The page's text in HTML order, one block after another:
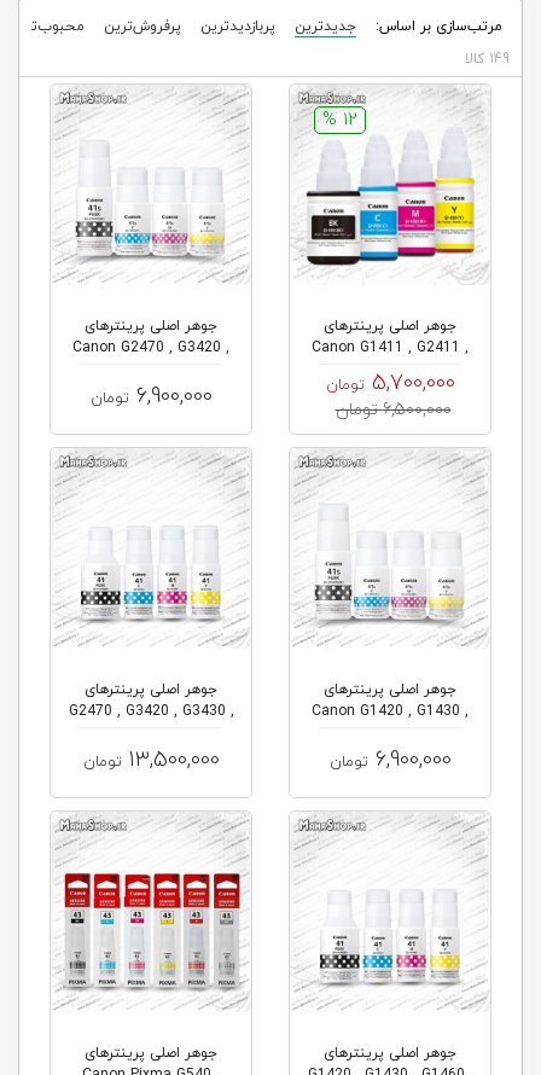
مرتب‌سازی بر اساس: جدیدترین پربازدیدترین پرفروش‌ترین
محبوب‌ترین
149 کالا
12 %
جوهر اصلی پرینترهای
Canon G1411 , G2411 ,
5,700,000 تومان
6,500,000 تومان
جوهر اصلی پرینترهای
Canon G2470 , G3420 ,
6,900,000 تومان
جوهر اصلی پرینترهای
Canon G1420 , G1430 ,
6,900,000 تومان
جوهر اصلی پرینترهای
G2470 , G3420 , G3430 ,
13,500,000 تومان
جوهر اصلی پرینترهای
جوهر اصلی پرینترهای